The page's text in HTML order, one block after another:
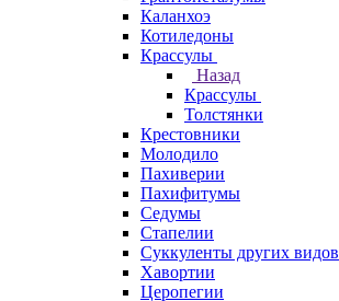
Каланхоэ
Котиледоны
Крассулы
Назад
Крассулы
Толстянки
Крестовники
Молодило
Пахиверии
Пахифитумы
Седумы
Стапелии
Суккуленты других видов
Хавортии
Церопегии